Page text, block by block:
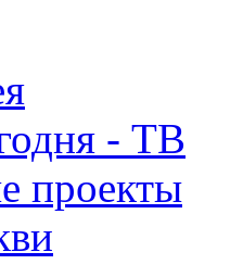
- ТВ
проекты